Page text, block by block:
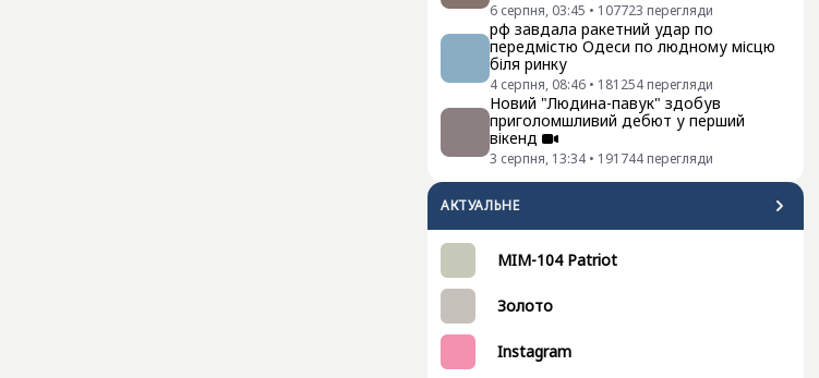
6 серпня, 03:45 • 107723 перегляди
рф завдала ракетний удар по
передмістю Одеси по людному місцю
біля ринку
4 серпня, 08:46 • 181254 перегляди
Новий "Людина-павук" здобув
приголомшливий дебют у перший
вікенд
3 серпня, 13:34 • 191744 перегляди
АКТУАЛЬНЕ
MIM-104 Patriot
Золото
Instagram